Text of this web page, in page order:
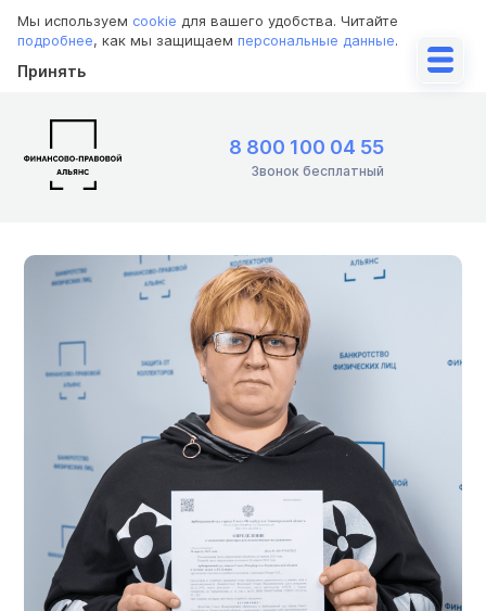
Мы используем cookie для вашего удобства. Читайте
подробнее, как мы защищаем персональные данные.
Принять
8 800 100 04 55
Звонок бесплатный